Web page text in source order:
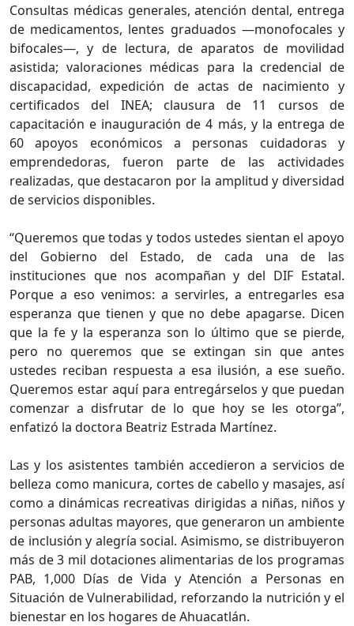
Consultas médicas generales, atención dental, entrega
de medicamentos, lentes graduados —monofocales y
bifocales—, y de lectura, de aparatos de movilidad
asistida; valoraciones médicas para la credencial de
discapacidad, expedición de actas de nacimiento y
certificados del INEA; clausura de 11 cursos de
capacitación e inauguración de 4 más, y la entrega de
60 apoyos económicos a personas cuidadoras y
emprendedoras, fueron parte de las actividades
realizadas, que destacaron por la amplitud y diversidad
de servicios disponibles.
“Queremos que todas y todos ustedes sientan el apoyo
del Gobierno del Estado, de cada una de las
instituciones que nos acompañan y del DIF Estatal.
Porque a eso venimos: a servirles, a entregarles esa
esperanza que tienen y que no debe apagarse. Dicen
que la fe y la esperanza son lo último que se pierde,
pero no queremos que se extingan sin que antes
ustedes reciban respuesta a esa ilusión, a ese sueño.
Queremos estar aquí para entregárselos y que puedan
comenzar a disfrutar de lo que hoy se les otorga”,
enfatizó la doctora Beatriz Estrada Martínez.
Las y los asistentes también accedieron a servicios de
belleza como manicura, cortes de cabello y masajes, así
como a dinámicas recreativas dirigidas a niñas, niños y
personas adultas mayores, que generaron un ambiente
de inclusión y alegría social. Asimismo, se distribuyeron
más de 3 mil dotaciones alimentarias de los programas
PAB, 1,000 Días de Vida y Atención a Personas en
Situación de Vulnerabilidad, reforzando la nutrición y el
bienestar en los hogares de Ahuacatlán.